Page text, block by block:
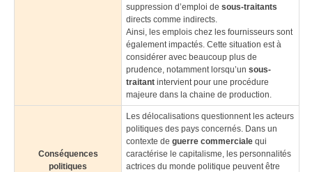
suppression d’emploi de sous-traitants
directs comme indirects.
Ainsi, les emplois chez les fournisseurs sont
également impactés. Cette situation est à
considérer avec beaucoup plus de
prudence, notamment lorsqu’un sous-
traitant intervient pour une procédure
majeure dans la chaine de production.
Conséquences
politiques
Les délocalisations questionnent les acteurs
politiques des pays concernés. Dans un
contexte de guerre commerciale qui
caractérise le capitalisme, les personnalités
actrices du monde politique peuvent être